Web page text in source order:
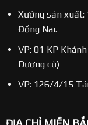
Xưởng sản xuất:
Đồng Nai.
VP: 01 KP
Dương cũ)
VP: 126/4/15